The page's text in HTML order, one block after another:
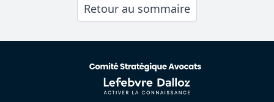
Retour au sommaire